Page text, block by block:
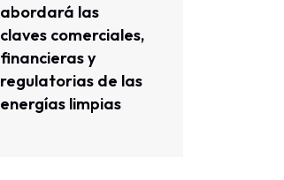
abordará las
claves comerciales,
financieras y
regulatorias de las
energías limpias